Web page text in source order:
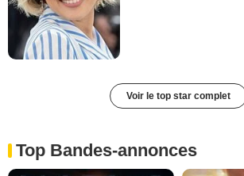
Voir le top star complet
Top Bandes-annonces